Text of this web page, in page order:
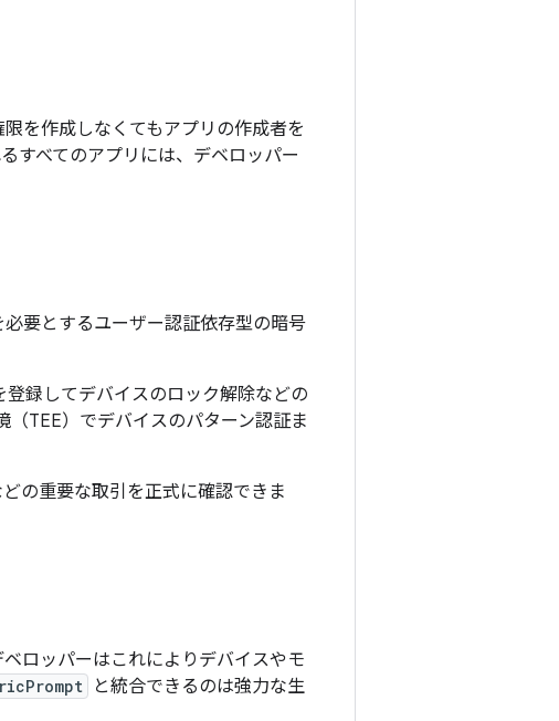
を作成しなくてもアプリの作成者を
すべてのアプリには、デベロッパー
要とするユーザー認証依存型の暗号
録してデバイスのロック解除などの
TEE）でデバイスのパターン認証ま
の重要な取引を正式に確認できま
ロッパーはこれによりデバイスやモ
と統合できるのは強力な生